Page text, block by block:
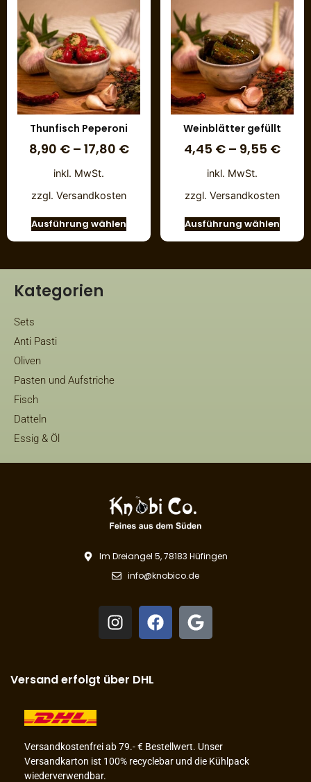
Thunfisch Peperoni
8,90 €– 17,80 €
inkl. MwSt.
zzgl. Versandkosten
Ausführung wählen
Weinblätter gefüllt
4,45 € – 9,55 €
inkl. MwSt.
zzgl. Versandkosten
Ausführung wählen
Kategorien
Sets
Anti Pasti
Oliven
Pasten und Aufstriche
Fisch
Datteln
Essig & Öl
Im Dreiangel 5, 78183 Hüfingen
info@knobico.de
Versand erfolgt über DHL
Versandkostenfrei ab 79.- € Bestellwert. Unser
Versandkarton ist 100% recyclebar und die Kühlpack
wiederverwendbar.